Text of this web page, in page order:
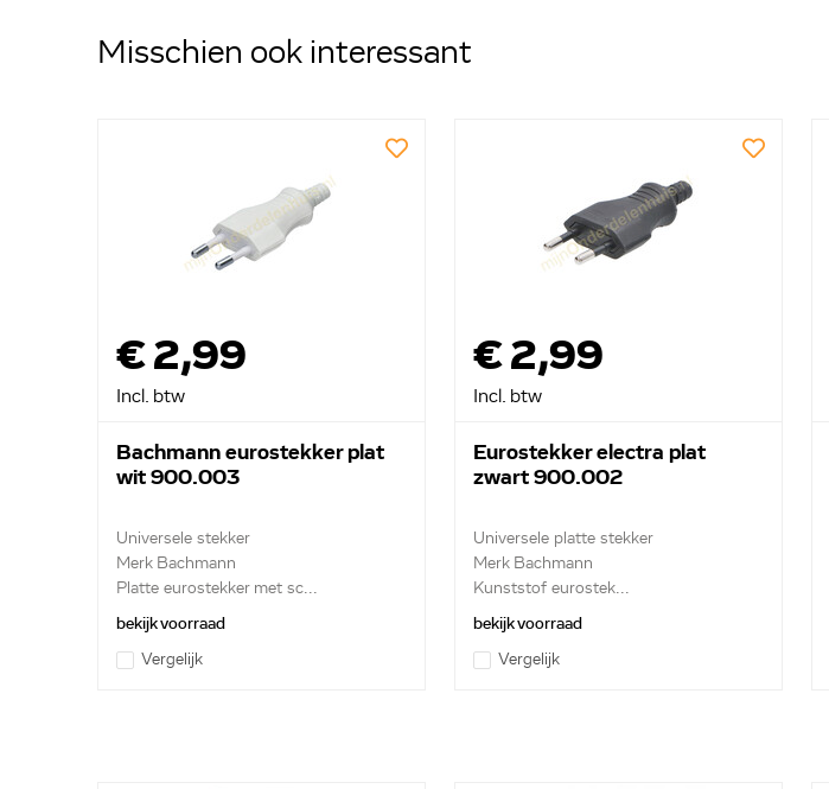
Misschien ook interessant
€ 2,99
Incl. btw
Bachmann eurostekker plat
wit 900.003
Universele stekker
Merk Bachmann
Platte eurostekker met sc...
bekijk voorraad
Vergelijk
€ 2,99
Incl. btw
Eurostekker electra plat
zwart 900.002
Universele platte stekker
Merk Bachmann
Kunststof eurostek...
bekijk voorraad
Vergelijk